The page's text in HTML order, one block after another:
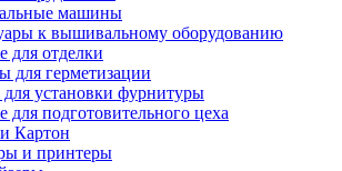
машины
к вышивальному оборудованию
для отделки
герметизации
установки фурнитуры
для подготовительного цеха
Картон
и принтеры